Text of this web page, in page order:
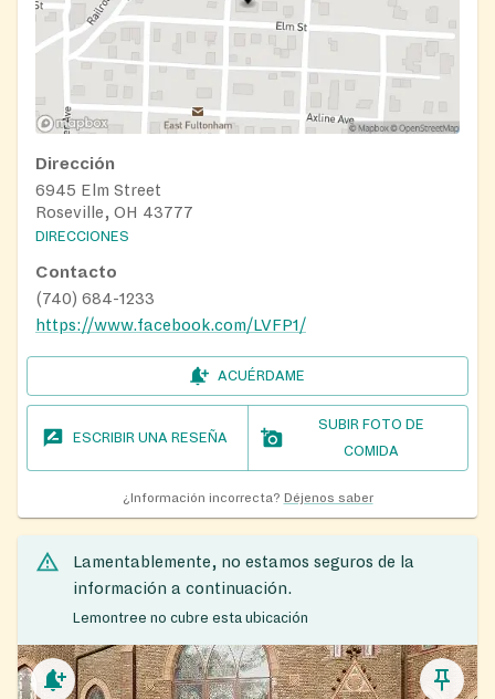
Dirección
6945 Elm Street
Roseville, OH 43777
DIRECCIONES
Contacto
(740) 684-1233
https://www.facebook.com/LVFP1/
ACUÉRDAME
ESCRIBIR UNA RESEÑA
SUBIR FOTO DE
COMIDA
¿Información incorrecta? Déjenos saber
Lamentablemente, no estamos seguros de la
información a continuación.
Lemontree no cubre esta ubicación